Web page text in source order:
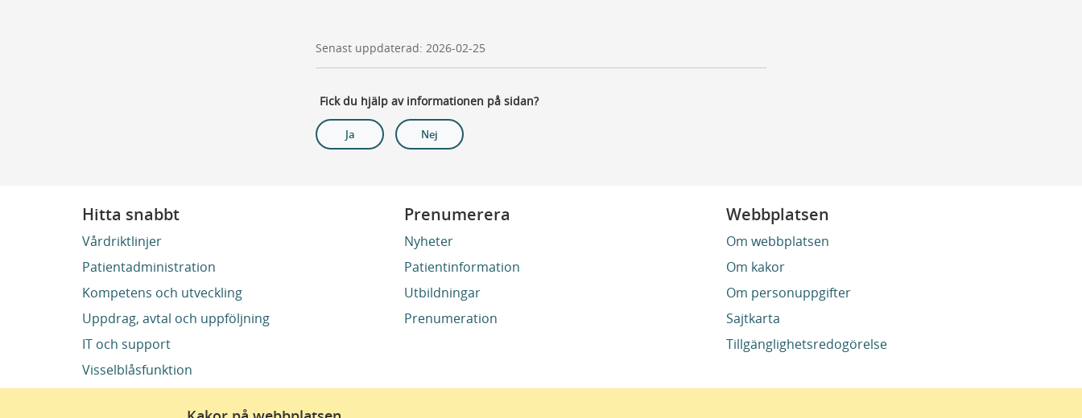
Senast uppdaterad: 2026-02-25
Fick du hjälp av informationen på sidan?
Ja Nej
Hitta snabbt
Vårdriktlinjer
Patientadministration
Kompetens och utveckling
Uppdrag, avtal och uppföljning
IT och support
Visselblåsfunktion
Prenumerera
Nyheter
Patientinformation
Utbildningar
Prenumeration
Webbplatsen
Om webbplatsen
Om kakor
Om personuppgifter
Sajtkarta
Tillgänglighetsredogörelse